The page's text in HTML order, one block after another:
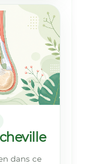
dans ce